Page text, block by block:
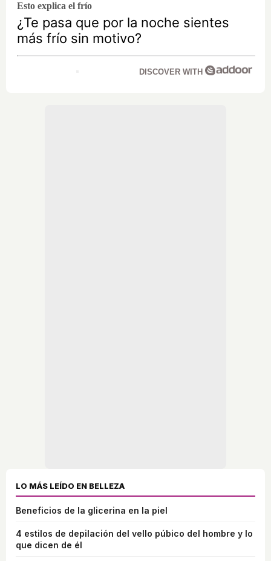
Esto explica el frío
¿Te pasa que por la noche sientes
más frío sin motivo?
DISCOVER WITH
LO MÁS LEÍDO EN BELLEZA
Beneficios de la glicerina en la piel
4 estilos de depilación del vello púbico del hombre y lo
que dicen de él